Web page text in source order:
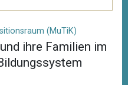
(MuTiK)
ihre Familien im